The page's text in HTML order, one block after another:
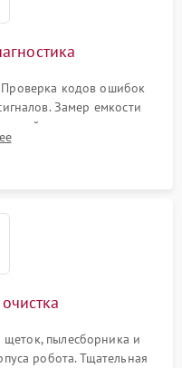
кодов ошибок
Замер емкости
станции зарядки.
датчиков падения для
пылесборника и
робота. Тщательная